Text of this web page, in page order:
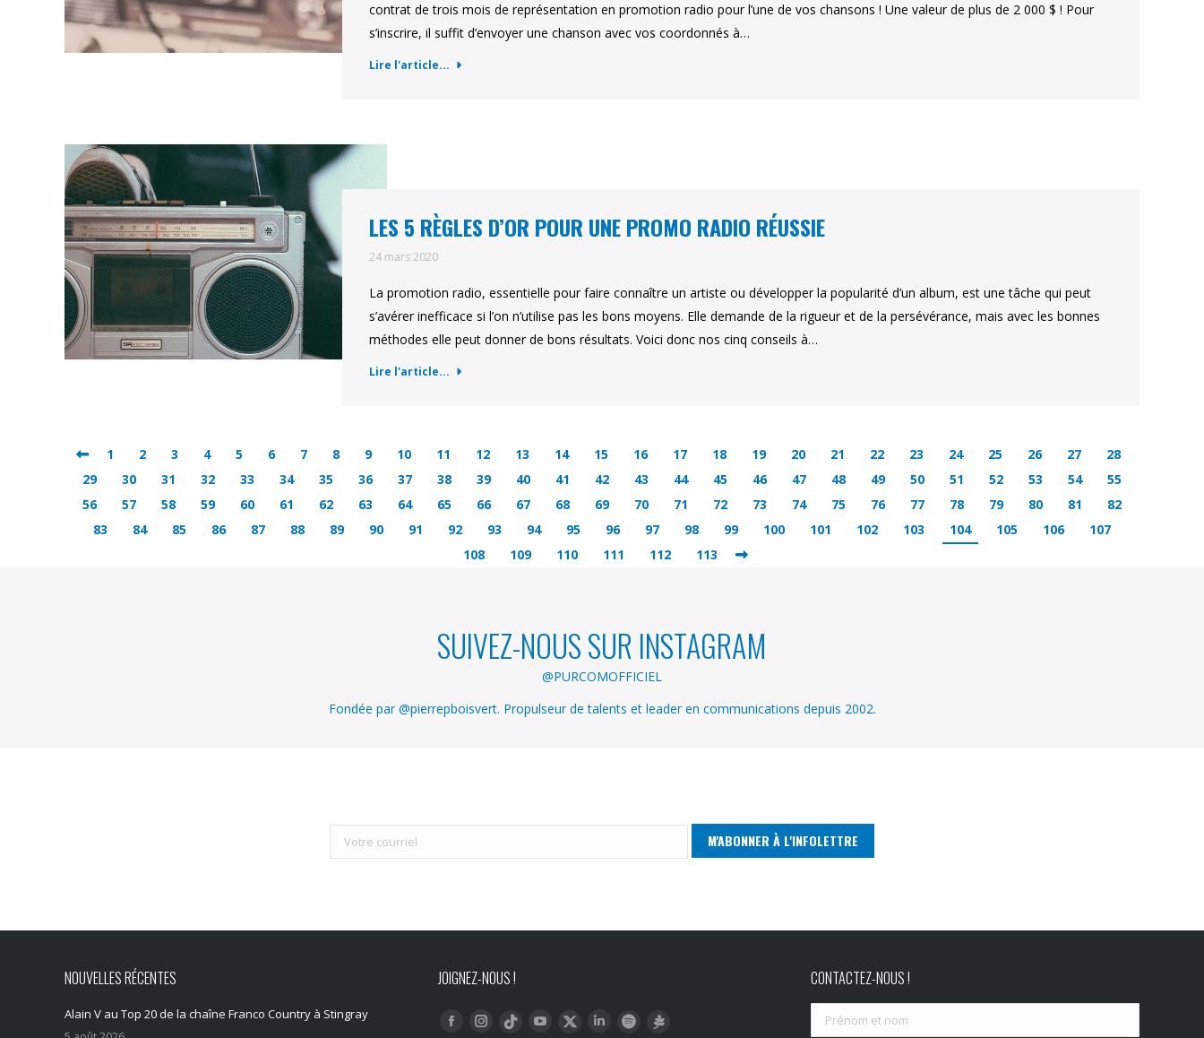
contrat de trois mois de représentation en promotion radio pour l’une de vos chansons ! Une valeur de plus de 2 000 $ ! Pour
s’inscrire, il suffit d’envoyer une chanson avec vos coordonnés à…
Lire l'article...
LES 5 RÈGLES D’OR POUR UNE PROMO RADIO RÉUSSIE
24 mars 2020
La promotion radio, essentielle pour faire connaître un artiste ou développer la popularité d’un album, est une tâche qui peut
s’avérer inefficace si l’on n’utilise pas les bons moyens. Elle demande de la rigueur et de la persévérance, mais avec les bonnes
méthodes elle peut donner de bons résultats. Voici donc nos cinq conseils à…
Lire l'article...
1 2 3 4 5 6 7 8 9 10 11 12 13 14 15 16 17 18 19 20 21 22 23 24 25 26 27
28
29
30 31 32 33 34 35 36 37 38 39 40 41 42 43 44 45 46 47 48 49 50 51 52 53 54
55
56
57 58 59 60 61 62 63 64 65 66 67 68 69 70 71 72 73 74 75 76 77 78 79 80 81
82
83
84 85 86 87 88 89 90 91 92 93 94 95 96 97 98 99 100 101 102 103 104 105 106
107
108
109 110 111 112 113
SUIVEZ-NOUS SUR INSTAGRAM
@PURCOMOFFICIEL
Fondée par @pierrepboisvert. Propulseur de talents et leader en communications depuis 2002.
NOUVELLES RÉCENTES
Alain V au Top 20 de la chaîne Franco Country à Stingray
JOIGNEZ-NOUS !
Trouvez nous sur :
FacebookInstagram
Tiktok YouTubeTwitter LinkedInSpotify
CONTACTEZ-NOUS !